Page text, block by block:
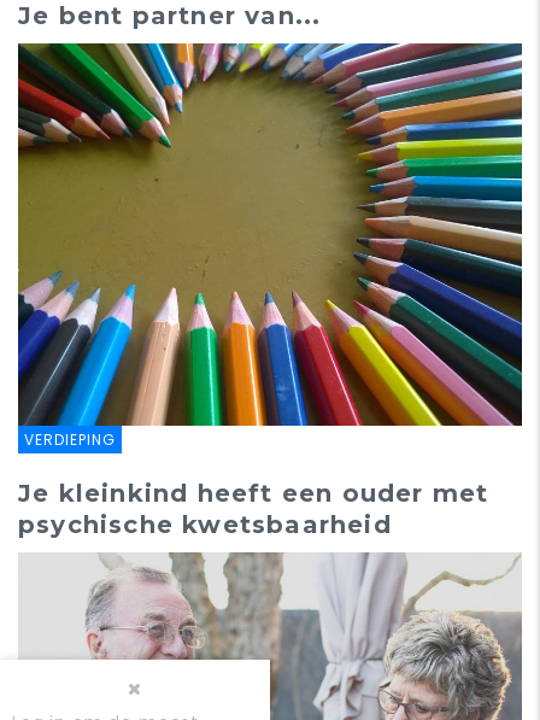
VERDIEPING
Je bent partner van...
Je kleinkind heeft een ouder met
psychische kwetsbaarheid